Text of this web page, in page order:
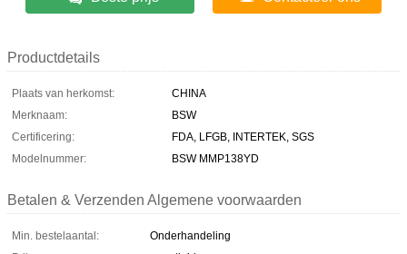
Productdetails
Plaats van herkomst:
CHINA
Merknaam:
BSW
Certificering:
FDA, LFGB, INTERTEK, SGS
Modelnummer:
BSW MMP138YD
Betalen & Verzenden Algemene voorwaarden
Min. bestelaantal:
Onderhandeling